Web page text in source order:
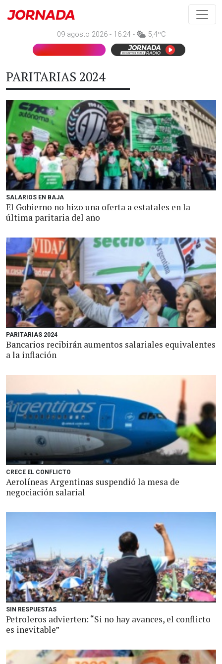
09 agosto 2026 - 16:24 - 5,4ºC
PARITARIAS 2024
SALARIOS EN BAJA
El Gobierno no hizo una oferta a estatales en la
última paritaria del año
PARITARIAS 2024
Bancarios recibirán aumentos salariales equivalentes
a la inflación
CRECE EL CONFLICTO
Aerolíneas Argentinas suspendió la mesa de
negociación salarial
SIN RESPUESTAS
Petroleros advierten: “Si no hay avances, el conflicto
es inevitable”